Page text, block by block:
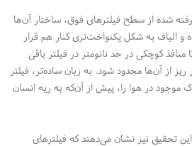
شده از سطح فیلترهای فوق، ساختار آن‌ها
و الیاف به شکل یکنواخت‌تری کنار هم قرار
کوچکی در حد نانومتر در فیلتر باقی
ریز از آن‌ها محدود شود. به زبان ساده‌تر، فیلتر
موجود در هوا را، پیش از آن‌که به ریه انسان
تحقیق نیز نشان می‌دهند که فیلترهای